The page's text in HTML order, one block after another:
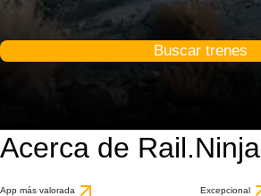
Buscar trenes
Acerca de Rail.Ninja
App más valorada Excepcional